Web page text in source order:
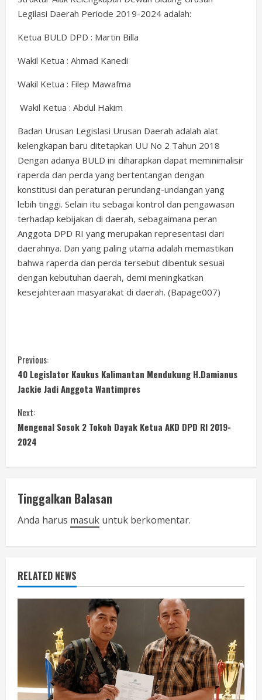
Legilasi Daerah Periode 2019-2024 adalah:
Ketua BULD DPD : Martin Billa
Wakil Ketua : Ahmad Kanedi
Wakil Ketua : Filep Mawafma
Wakil Ketua : Abdul Hakim
Badan Urusan Legislasi Urusan Daerah adalah alat
kelengkapan baru ditetapkan UU No 2 Tahun 2018
Dengan adanya BULD ini diharapkan dapat meminimalisir
raperda dan perda yang bertentangan dengan
konstitusi dan peraturan perundang-undangan yang
lebih tinggi. Selain itu sebagai kontrol dan pengawasan
terhadap kebijakan di daerah, sebagaimana peran
Anggota DPD RI yang merupakan representasi dari
daerahnya. Dan yang paling utama adalah memastikan
bahwa raperda dan perda tersebut dibentuk sesuai
dengan kebutuhan daerah, demi meningkatkan
kesejahteraan masyarakat di daerah. (Bapage007)
C
o
n
t
i
n
u
e
n
Previous:
40 Legislator Kaukus Kalimantan Mendukung H.Damianus
Jackie Jadi Anggota Wantimpres
Next:
Mengenal Sosok 2 Tokoh Dayak Ketua AKD DPD RI 2019-
2024
Tinggalkan Balasan
Anda harus masuk untuk berkomentar.
RELATED NEWS